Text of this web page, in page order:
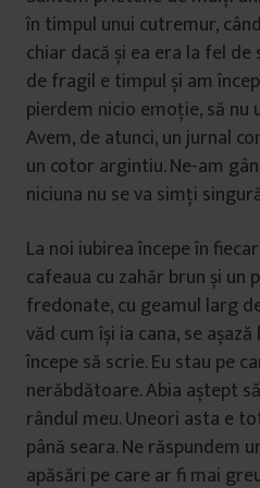
în timpul unui cutremur,
chiar dacă și ea era la fel
de fragil e timpul și am
pierdem nicio emoție, să
Avem, de atunci, un jurnal
un cotor argintiu. Ne-am
niciuna nu se va simți
La noi iubirea începe în
cafeaua cu zahăr brun și un
fredonate, cu geamul larg
văd cum își ia cana, se
începe să scrie. Eu stau pe
nerăbdătoare. Abia aștept
rândul meu. Uneori asta e
până seara. Ne răspundem
apăsări pe care ar fi mai